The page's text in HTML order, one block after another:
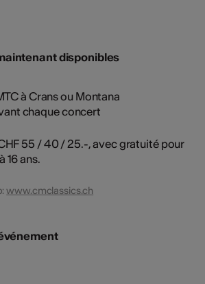
disponibles
à Crans ou Montana
chaque concert
55 / 40 / 25.-, avec gratuité pour
16 ans.
www.cmclassics.ch